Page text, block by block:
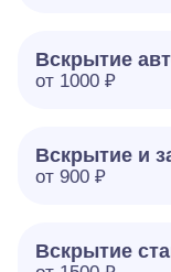
Вскрытие
от 1000 ₽
Вскрытие и
от 900 ₽
Вскрытие